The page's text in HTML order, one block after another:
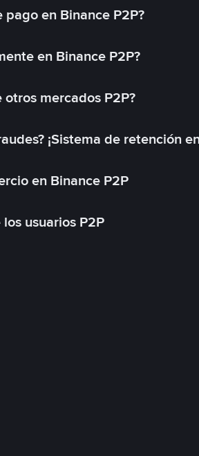
en Binance P2P?
en Binance P2P?
mercados P2P?
¡Sistema de retención
en Binance P2P
usuarios P2P